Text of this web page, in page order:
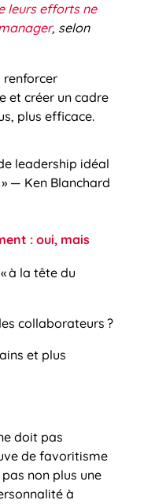
leurs efforts ne
, selon
renforcer
et créer un cadre
plus efficace.
leadership idéal
— Ken Blanchard
: oui, mais
à la tête du
collaborateurs ?
et plus
doit pas
de favoritisme
pas non plus une
à